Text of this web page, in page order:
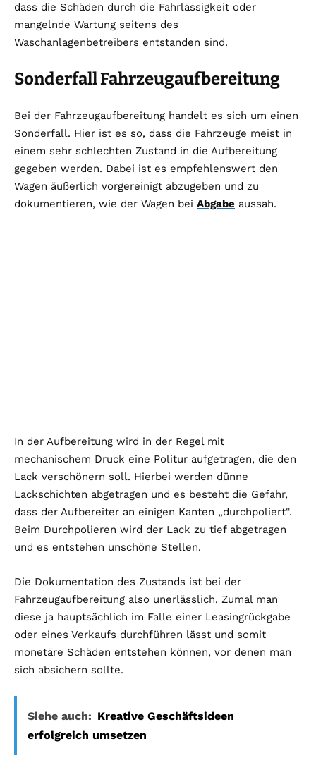
dass die Schäden durch die Fahrlässigkeit oder
mangelnde Wartung seitens des
Waschanlagenbetreibers entstanden sind.
Sonderfall Fahrzeugaufbereitung
Bei der Fahrzeugaufbereitung handelt es sich um einen
Sonderfall. Hier ist es so, dass die Fahrzeuge meist in
einem sehr schlechten Zustand in die Aufbereitung
gegeben werden. Dabei ist es empfehlenswert den
Wagen äußerlich vorgereinigt abzugeben und zu
dokumentieren, wie der Wagen bei Abgabe aussah.
In der Aufbereitung wird in der Regel mit
mechanischem Druck eine Politur aufgetragen, die den
Lack verschönern soll. Hierbei werden dünne
Lackschichten abgetragen und es besteht die Gefahr,
dass der Aufbereiter an einigen Kanten „durchpoliert“.
Beim Durchpolieren wird der Lack zu tief abgetragen
und es entstehen unschöne Stellen.
Die Dokumentation des Zustands ist bei der
Fahrzeugaufbereitung also unerlässlich. Zumal man
diese ja hauptsächlich im Falle einer Leasingrückgabe
oder eines Verkaufs durchführen lässt und somit
monetäre Schäden entstehen können, vor denen man
sich absichern sollte.
Siehe auch: Kreative Geschäftsideen
erfolgreich umsetzen